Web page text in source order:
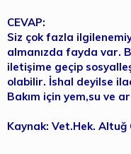
CEVAP:
Siz çok fazla
almanızda fayda var.
iletişime geçip
olabilir. İshal deyilse
Bakım için yem,su ve
Kaynak: Vet.Hek. Altuğ